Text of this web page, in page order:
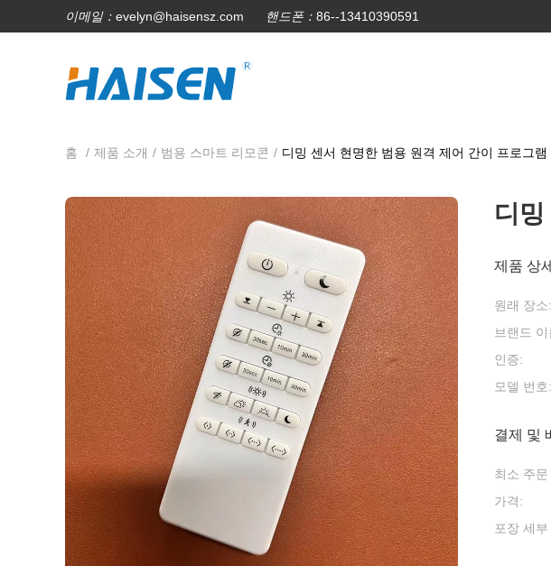
이메일： evelyn@haisensz.com 핸드폰： 86--13410390591
홈 / 제품 소개 / 범용 스마트 리모콘 / 디밍 센서 현명한 범용 원격 제어 간이 프로그램
디
제품 상
원래 장소:
브랜드 이
인증:
모델 번호:
결제 및
최소 주문
가격:
포장 세